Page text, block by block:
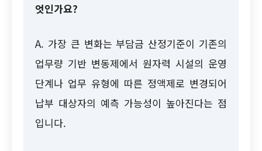
엇인가요?
A. 가장 큰 변화는 부담금 산정기준이 기존의
업무량 기반 변동제에서 원자력 시설의 운영
단계나 업무 유형에 따른 정액제로 변경되어
납부 대상자의 예측 가능성이 높아진다는 점
입니다.